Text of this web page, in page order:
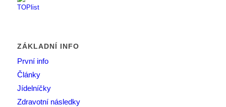
ZÁKLADNÍ INFO
První info
Články
Jídelníčky
Zdravotní následky